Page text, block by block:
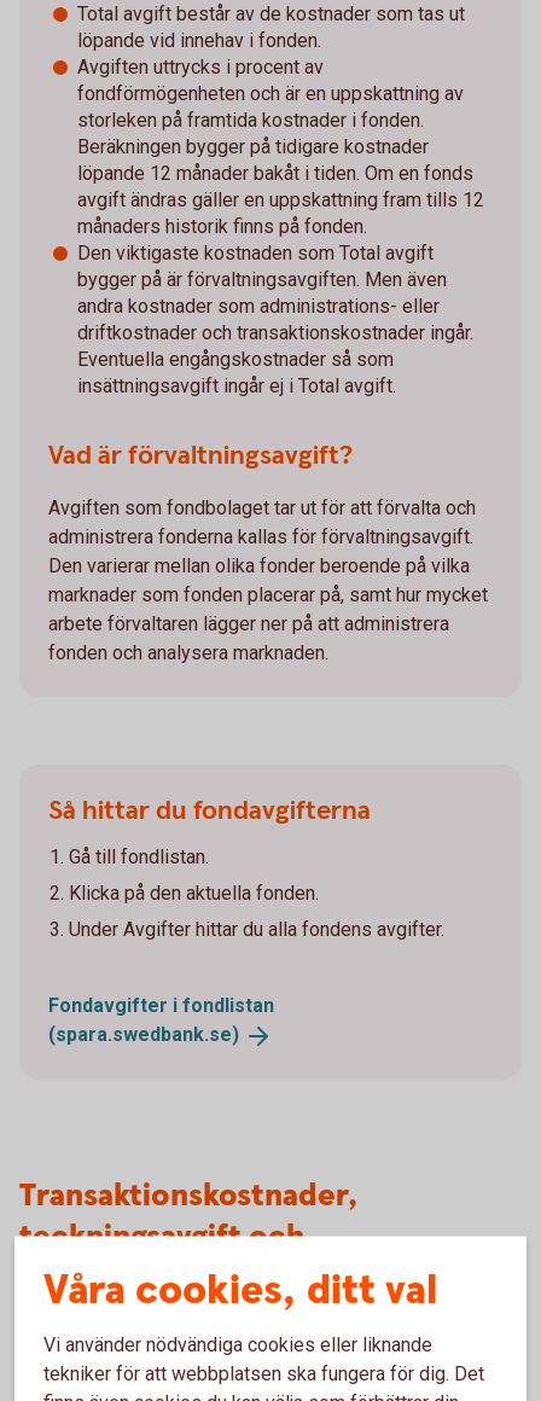
Total avgift består av de kostnader som tas ut
löpande vid innehav i fonden.
Avgiften uttrycks i procent av
fondförmögenheten och är en uppskattning av
storleken på framtida kostnader i fonden.
Beräkningen bygger på tidigare kostnader
löpande 12 månader bakåt i tiden. Om en fonds
avgift ändras gäller en uppskattning fram tills 12
månaders historik finns på fonden.
Den viktigaste kostnaden som Total avgift
bygger på är förvaltningsavgiften. Men även
andra kostnader som administrations- eller
driftkostnader och transaktionskostnader ingår.
Eventuella engångskostnader så som
insättningsavgift ingår ej i Total avgift.
Vad är förvaltningsavgift?
Avgiften som fondbolaget tar ut för att förvalta och
administrera fonderna kallas för förvaltningsavgift.
Den varierar mellan olika fonder beroende på vilka
marknader som fonden placerar på, samt hur mycket
arbete förvaltaren lägger ner på att administrera
fonden och analysera marknaden.
Så hittar du fondavgifterna
Gå till fondlistan.
Klicka på den aktuella fonden.
Under Avgifter hittar du alla fondens avgifter.
Fondavgifter i fondlistan
(spara.swedbank.se)
Transaktionskostnader,
teckningsavgift och
resultatbaserad avgift
I vissa fonder tillkommer utöver den årliga avgiften,
inklusive förvaltningsavgiften, andra typer av avgifter. Det
Våra cookies, ditt val
Vi använder nödvändiga cookies eller liknande
tekniker för att webbplatsen ska fungera för dig. Det